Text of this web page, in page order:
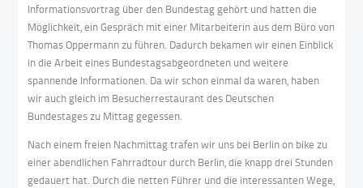
Informationsvortrag über den Bundestag gehört und hatten die
Möglichkeit, ein Gespräch mit einer Mitarbeiterin aus dem Büro von
Thomas Oppermann zu führen. Dadurch bekamen wir einen Einblick
in die Arbeit eines Bundestagsabgeordneten und weitere
spannende Informationen. Da wir schon einmal da waren, haben
wir auch gleich im Besucherrestaurant des Deutschen
Bundestages zu Mittag gegessen.
Nach einem freien Nachmittag trafen wir uns bei Berlin on bike zu
einer abendlichen Fahrradtour durch Berlin, die knapp drei Stunden
gedauert hat. Durch die netten Führer und die interessanten Wege,